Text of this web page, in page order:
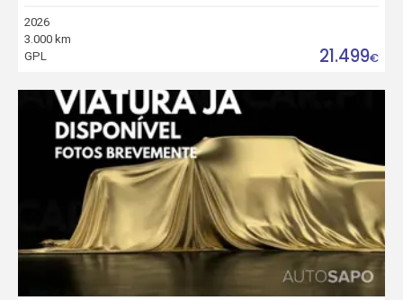
2026
3.000 km
GPL
21.499€